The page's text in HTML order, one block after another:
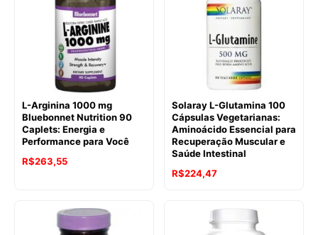
L-Arginina 1000 mg
Bluebonnet Nutrition 90
Caplets: Energia e
Performance para Você
R$263,55
Solaray L-Glutamina 100
Cápsulas Vegetarianas:
Aminoácido Essencial para
Recuperação Muscular e
Saúde Intestinal
R$224,47